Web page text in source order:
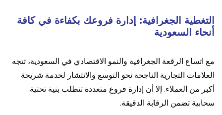
التغطية الجغرافية: إدارة فروعك بكفاءة في كافة
أنحاء السعودية
مع اتساع الرقعة الجغرافية والنمو الاقتصادي في السعودية، تتجه
العلامات التجارية الناجحة نحو التوسع والانتشار لخدمة شريحة
أكبر من العملاء. إلا أن إدارة فروع متعددة تتطلب بنية تحتية
سحابية تضمن الرقابة الدقيقة.